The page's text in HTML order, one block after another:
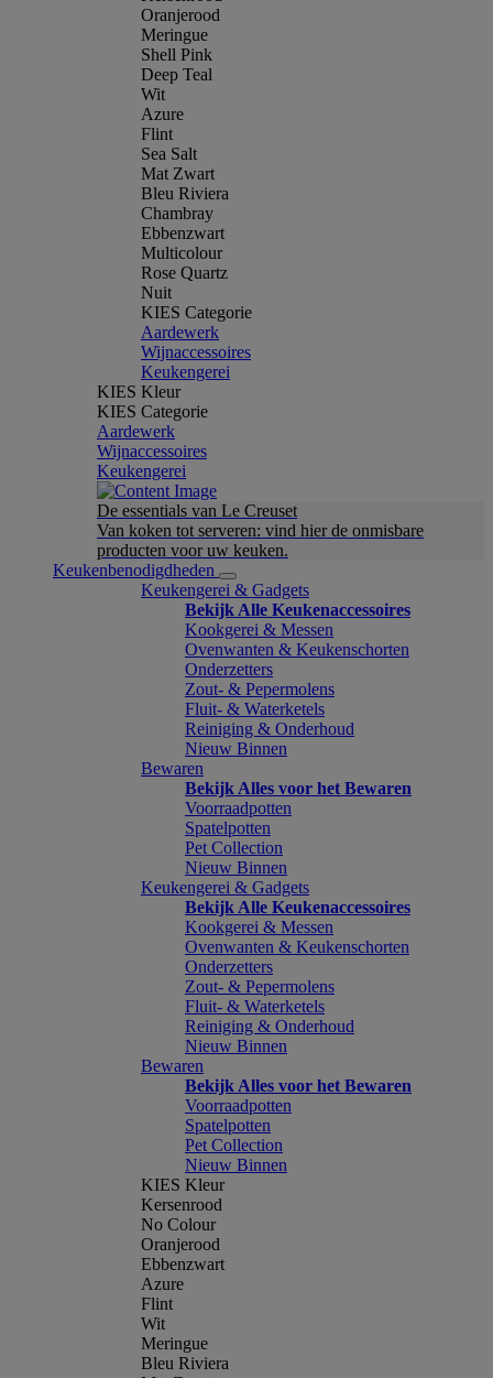
Oranjerood
Meringue
Shell Pink
Deep Teal
Wit
Azure
Flint
Sea Salt
Mat Zwart
Bleu Riviera
Chambray
Ebbenzwart
Multicolour
Rose Quartz
Nuit
KIES Categorie
Aardewerk
Wijnaccessoires
Keukengerei
KIES Kleur
KIES Categorie
Aardewerk
Wijnaccessoires
Keukengerei
De essentials van Le Creuset
Van koken tot serveren: vind hier de onmisbare
producten voor uw keuken.
Keukenbenodigdheden
Keukengerei & Gadgets
Bekijk Alle Keukenaccessoires
Kookgerei & Messen
Ovenwanten & Keukenschorten
Onderzetters
Zout- & Pepermolens
Fluit- & Waterketels
Reiniging & Onderhoud
Nieuw Binnen
Bewaren
Bekijk Alles voor het Bewaren
Voorraadpotten
Spatelpotten
Pet Collection
Nieuw Binnen
Keukengerei & Gadgets
Bekijk Alle Keukenaccessoires
Kookgerei & Messen
Ovenwanten & Keukenschorten
Onderzetters
Zout- & Pepermolens
Fluit- & Waterketels
Reiniging & Onderhoud
Nieuw Binnen
Bewaren
Bekijk Alles voor het Bewaren
Voorraadpotten
Spatelpotten
Pet Collection
Nieuw Binnen
KIES Kleur
Kersenrood
No Colour
Oranjerood
Ebbenzwart
Azure
Flint
Wit
Meringue
Bleu Riviera